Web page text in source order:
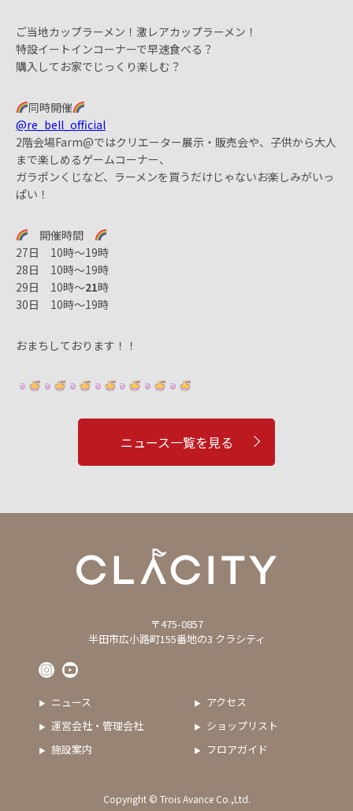
ご当地カップラーメン！激レアカップラーメン！
特設イートインコーナーで早速食べる？
購入してお家でじっくり楽しむ？
同時開催
@re_bell_official
2階会場Farm@ではクリエーター展示・販売会や、子供から大人
まで楽しめるゲームコーナー、
ガラポンくじなど、ラーメンを買うだけじゃないお楽しみがいっ
ぱい！
開催時間
27日 10時〜19時
28日 10時〜19時
29日 10時〜21時
30日 10時〜19時
おまちしております！！
ニュース一覧を見る
〒475-0857
半田市広小路町155番地の3 クラシティ
ニュース
アクセス
運営会社・管理会社
ショップリスト
施設案内
フロアガイド
Copyright © Trois Avance Co.,Ltd.